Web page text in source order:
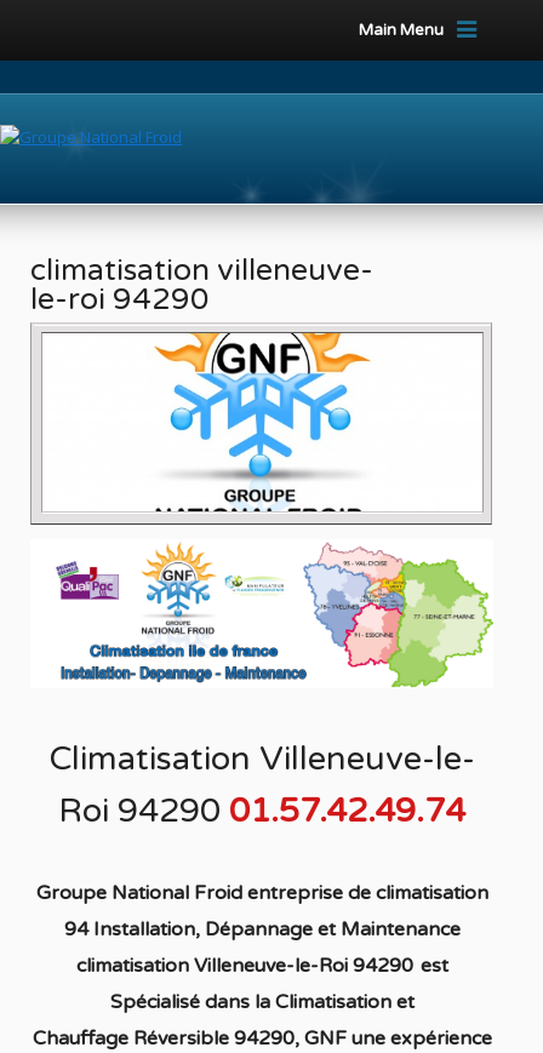
Main Menu
climatisation villeneuve-
le-roi 94290
Climatisation Villeneuve-le-
Roi 94290 01.57.42.49.74
Groupe National Froid entreprise de climatisation
94 Installation, Dépannage et Maintenance
climatisation Villeneuve-le-Roi 94290 est
Spécialisédans la Climatisationet
ChauffageRéversible 94290, GNF une expérience